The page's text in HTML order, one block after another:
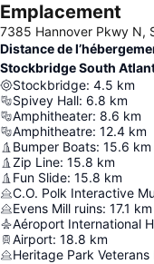
Emplacement
7385 Hannover Pkwy N,
Distance de
Stockbridge South
Stockbridge: 4.5 km
Spivey Hall: 6.8 km
Amphitheater: 8.6 km
Amphitheatre: 12.4 km
Bumper Boats: 15.6 km
Zip Line: 15.8 km
Fun Slide: 15.8 km
C.O. Polk Interactive
Evens Mill ruins: 17.1 km
Aéroport International
Airport: 18.8 km
Heritage Park Veterans